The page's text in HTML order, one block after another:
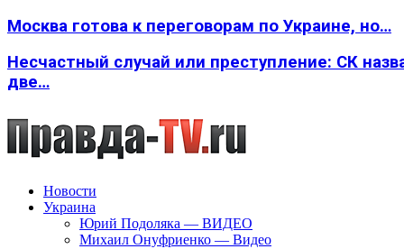
Москва готова к переговорам по Украине, но…
Несчастный случай или преступление: СК
две…
Новости
Украина
Юрий Подоляка — ВИДЕО
Михаил Онуфриенко — Видео